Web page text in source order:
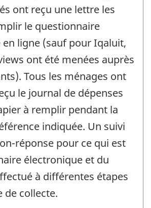
ont reçu une lettre les
le questionnaire
ligne (sauf pour Iqaluit,
ont été menées auprès
Tous les ménages ont
le journal de dépenses
à remplir pendant la
indiquée. Un suivi
réponse pour ce qui est
électronique et du
à différentes étapes
de collecte.